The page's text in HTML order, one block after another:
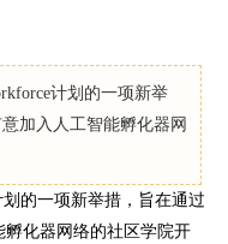
计划的一项新举
加入人工智能孵化器网
的一项新举措，旨在通过
化器网络的社区学院开